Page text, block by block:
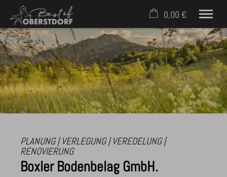
Häuser & Ferienwohnungen
Service für Gäste
Für Eigentümer
Kontakt
0,00 €
×
Warenkorb ist leer
PLANUNG | VERLEGUNG | VEREDELUNG |
RENOVIERUNG
Boxler Bodenbelag GmbH.